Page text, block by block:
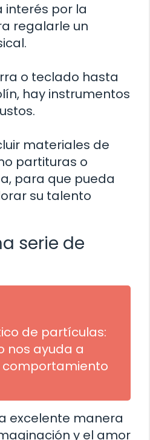
interés por la
regalarle un
o teclado hasta
hay instrumentos
materiales de
partituras o
para que pueda
su talento
serie de
de partículas:
nos ayuda a
excelente manera
y el amor